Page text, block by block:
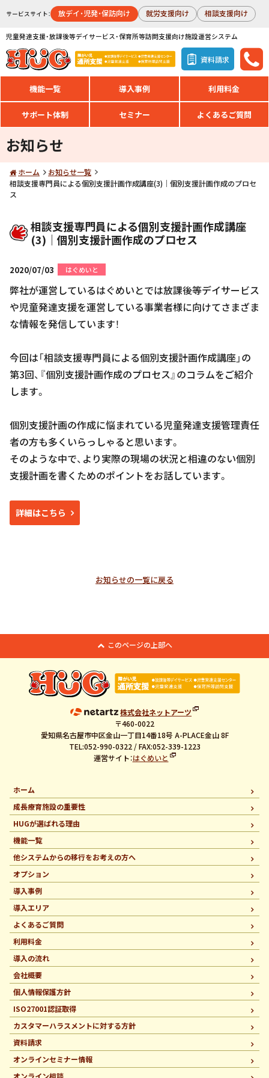
サービスサイト： 放デイ・児発・保訪向け 就労支援向け 相談支援向け
児童発達支援・放課後等デイサービス・保育所等訪問支援向け施設運営システム
資料請求
機能一覧 導入事例 利用料金
サポート体制 セミナー よくあるご質問
お知らせ
ホーム
お知らせ一覧
相談支援専門員による個別支援計画作成講座(3)｜個別支援計画作成のプロセ
ス
相談支援専門員による個別支援計画作成講座
(3)｜個別支援計画作成のプロセス
2020/07/03 はぐめいと
弊社が運営しているはぐめいとでは放課後等デイサービス
や児童発達支援を運営している事業者様に向けてさまざま
な情報を発信しています！
今回は「相談支援専門員による個別支援計画作成講座」の
第3回、『個別支援計画作成のプロセス』のコラムをご紹介
します。
個別支援計画の作成に悩まれている児童発達支援管理責任
者の方も多くいらっしゃると思います。
そのような中で、より実際の現場の状況と相違のない個別
支援計画を書くためのポイントをお話しています。
詳細はこちら
お知らせの一覧に戻る
このページの上部へ
株式会社ネットアーツ
〒460-0022
愛知県名古屋市中区金山一丁目14番18号 A-PLACE金山 8F
TEL:052-990-0322 / FAX:052-339-1223
運営サイト：はぐめいと
ホーム
成長療育施設の重要性
HUGが選ばれる理由
機能一覧
他システムからの移行をお考えの方へ
オプション
導入事例
導入エリア
よくあるご質問
利用料金
導入の流れ
会社概要
個人情報保護方針
ISO27001認証取得
カスタマーハラスメントに対する方針
資料請求
オンラインセミナー情報
オンライン相談